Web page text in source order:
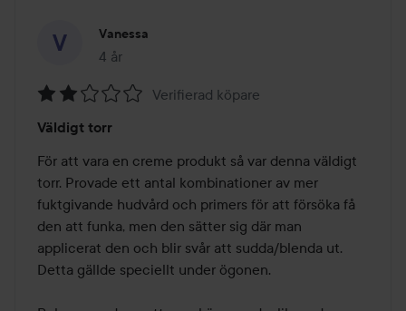
Vanessa
4 år
Inlägget skapades 4 år
2
av
5
Verifierad köpare
Väldigt torr
För att vara en creme produkt så var denna väldigt
torr. Provade ett antal kombinationer av mer
fuktgivande hudvård och primers för att försöka få
den att funka, men den sätter sig där man
applicerat den och blir svår att sudda/blenda ut.
Detta gällde speciellt under ögonen.